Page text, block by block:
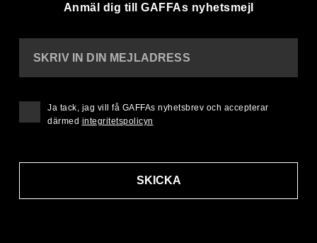
Anmäl dig till GAFFAs nyhetsmejl
SKRIV IN DIN MEJLADRESS
SKICKA
Ja tack, jag vill få GAFFAs nyhetsbrev och accepterar
därmed integritetspolicyn